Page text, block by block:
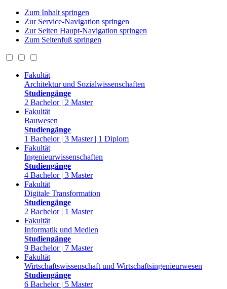
Zum Inhalt springen
Zur Service-Navigation springen
Zur Seiten Haupt-Navigation springen
Zum Seitenfuß springen
Fakultät
Architektur und Sozialwissenschaften
Studiengänge
2 Bachelor | 2 Master
Fakultät
Bauwesen
Studiengänge
1 Bachelor | 3 Master | 1 Diplom
Fakultät
Ingenieurwissenschaften
Studiengänge
4 Bachelor | 3 Master
Fakultät
Digitale Transformation
Studiengänge
2 Bachelor | 1 Master
Fakultät
Informatik und Medien
Studiengänge
9 Bachelor | 7 Master
Fakultät
Wirtschaftswissenschaft und Wirtschaftsingenieurwesen
Studiengänge
6 Bachelor | 5 Master